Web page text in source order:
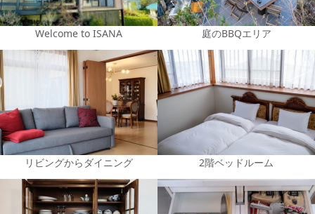
Welcome to ISANA 庭のBBQエリア
リビングからダイニング 2階ベッドルーム